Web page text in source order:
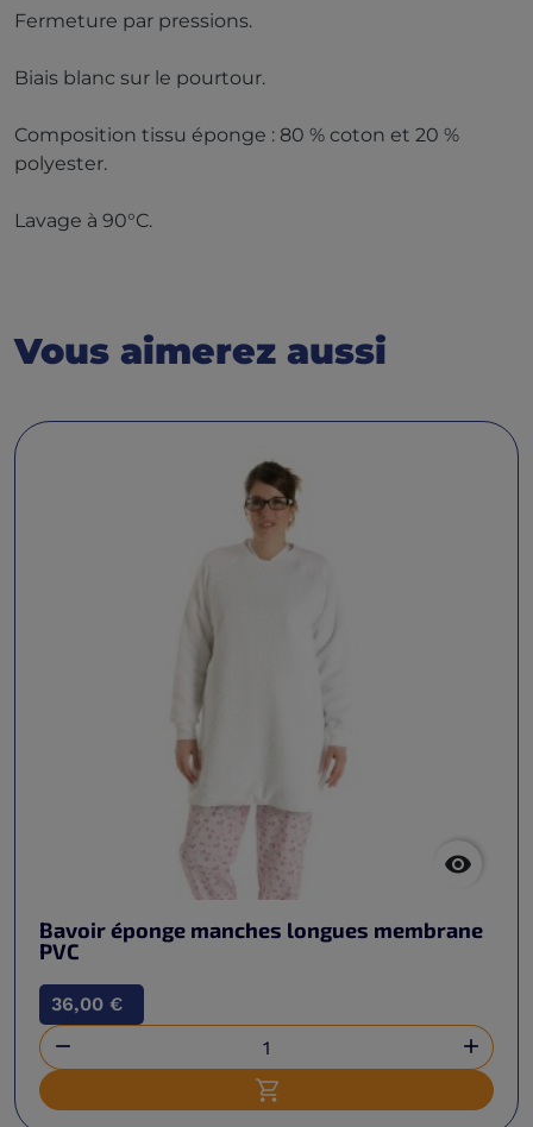
Fermeture par pressions.
Biais blanc sur le pourtour.
Composition tissu éponge : 80 % coton et 20 %
polyester.
Lavage à 90°C.
Vous aimerez aussi

Bavoir éponge manches longues membrane
PVC
36,00 €
 
Ajouter au panier